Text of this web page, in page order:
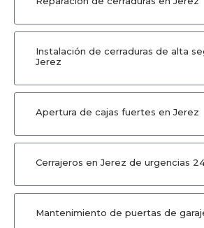
Instalación de cerraduras de alta
Jerez
Apertura de cajas fuertes en Jerez
Cerrajeros en Jerez de urgencias
Mantenimiento de puertas de